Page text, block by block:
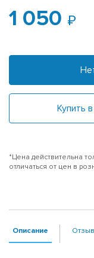
1 050
Купить
*Цена действительна
отличаться от цен в
Описание